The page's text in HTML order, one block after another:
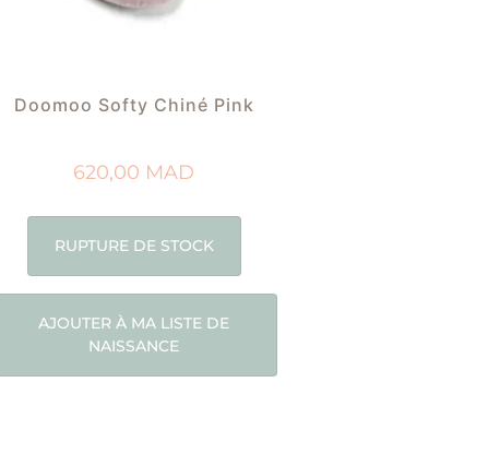
Doomoo Softy Chiné Pink
620,00 MAD
RUPTURE DE STOCK
AJOUTER À MA LISTE DE
NAISSANCE